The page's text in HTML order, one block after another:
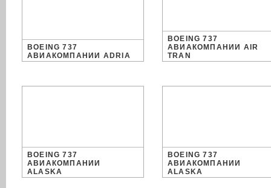
BOEING 737
АВИАКОМПАНИИ ADRIA
BOEING 737
АВИАКОМПАНИИ AIR
TRAN
BOEING 737
АВИАКОМПАНИИ
ALASKA
BOEING 737
АВИАКОМПАНИИ
ALASKA